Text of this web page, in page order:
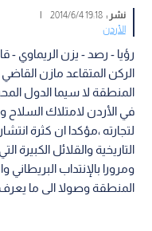
نشر :19:18 2014/6/4
|
الأردن
رؤيا - رصد - يزن الريماوي -
الركن المتقاعد مازن
المنطقة لا سيما الدول
في الأردن لامتلاك
لتجارته ،مؤكدا ان كثرة
التاريخية والقلائل الكبيرة
ومرورا بالإنتداب
المنطقة وصولا الى ما يعرف